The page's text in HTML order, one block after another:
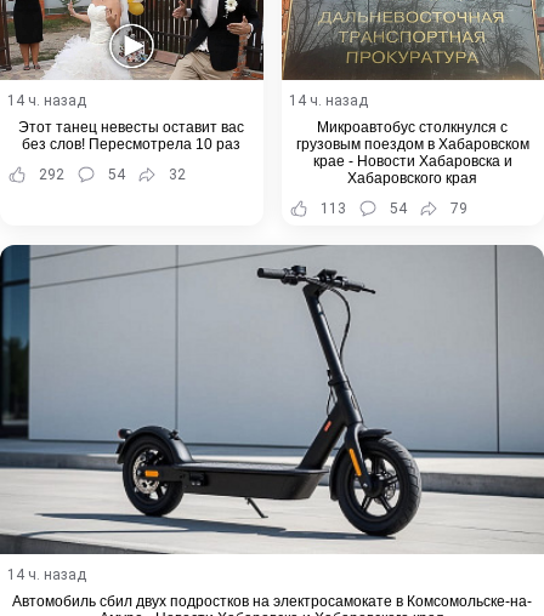
14 ч. назад
Этот танец невесты оставит вас
без слов! Пересмотрела 10 раз
292
54 32
14 ч. назад
Микроавтобус столкнулся с
грузовым поездом в Хабаровском
крае - Новости Хабаровска и
Хабаровского края
113
54 79
14 ч. назад
Автомобиль сбил двух подростков на электросамокате в Комсомольске-на-